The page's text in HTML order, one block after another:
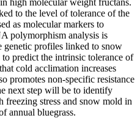
to the level of tolerance of the
as molecular markers to
polymorphism analysis is
profiles linked to snow
predict the intrinsic tolerance of
cold acclimation increases
promotes non-specific resistance
next step will be to identify
freezing stress and snow mold in
annual bluegrass.